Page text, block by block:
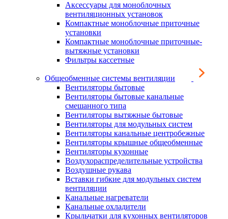
Аксессуары для моноблочных
вентиляционных установок
Компактные моноблочные приточные
установки
Компактные моноблочные приточные-
вытяжные установки
Фильтры кассетные
Общеобменные системы вентиляции
Вентиляторы бытовые
Вентиляторы бытовые канальные
смешанного типа
Вентиляторы вытяжные бытовые
Вентиляторы для модульных систем
Вентиляторы канальные центробежные
Вентиляторы крышные общеобменные
Вентиляторы кухонные
Воздухораспределительные устройства
Воздушные рукава
Вставки гибкие для модульных систем
вентиляции
Канальные нагреватели
Канальные охладители
Крыльчатки для кухонных вентиляторов